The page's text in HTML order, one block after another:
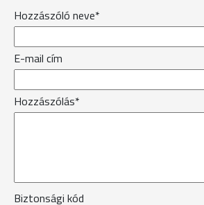
Hozzászóló neve*
E-mail cím
Hozzászólás*
Biztonsági kód